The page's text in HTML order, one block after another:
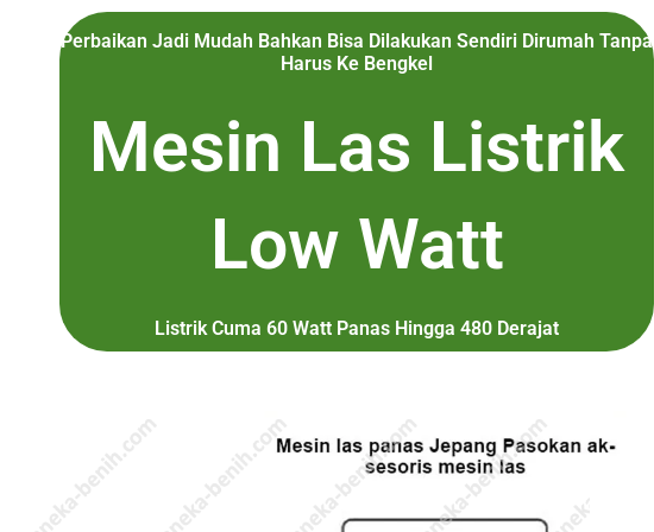
Perbaikan Jadi Mudah Bahkan Bisa Dilakukan Sendiri Dirumah Tanpa
Harus Ke Bengkel
Mesin Las Listrik
Low Watt
Listrik Cuma 60 Watt Panas Hingga 480 Derajat